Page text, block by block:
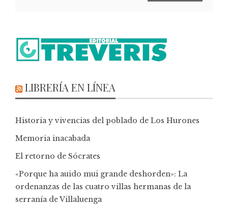
LIBRERÍA EN LÍNEA
Historia y vivencias del poblado de Los Hurones
Memoria inacabada
El retorno de Sócrates
«Porque ha auido mui grande deshorden»: La
ordenanzas de las cuatro villas hermanas de la
serranía de Villaluenga